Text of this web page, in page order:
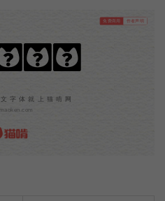
免费商用 作者声明
骨文
字体就上猫啃网